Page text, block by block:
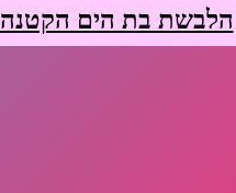
הלבשת בת הים הקטנה